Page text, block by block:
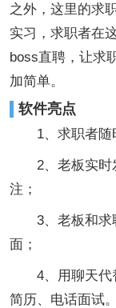
之外，这里的求
实习，求职者在
boss直聘，让求
加简单。
软件亮点
1、求职者随时
2、老板实时
注；
3、老板和求
面；
4、用聊天代
简历、电话面试。